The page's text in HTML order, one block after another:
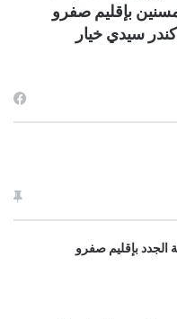
بإقليم صفرو
سيدي خيار
بإقليم صفرو